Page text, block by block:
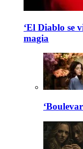
‘El Diablo se
magia